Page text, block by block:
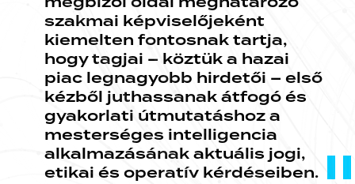
szakmai képviselőjeként
kiemelten fontosnak tartja,
hogy tagjai – köztük a hazai
piac legnagyobb hirdetői – első
kézből juthassanak átfogó és
gyakorlati útmutatáshoz a
mesterséges intelligencia
alkalmazásának aktuális jogi,
etikai és operatív kérdéseiben.